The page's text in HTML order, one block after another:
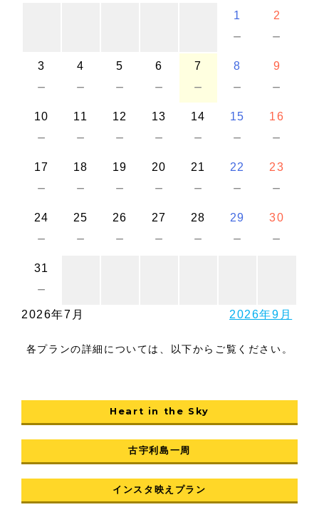
1
－
2
－
3
－
4
－
5
－
6
－
7
－
8
－
9
－
10
－
11
－
12
－
13
－
14
－
15
－
16
－
17
－
18
－
19
－
20
－
21
－
22
－
23
－
24
－
25
－
26
－
27
－
28
－
29
－
30
－
31
－
2026年7月 2026年9月
各プランの詳細については、以下からご覧ください。
Heart in the Sky
古宇利島一周
インスタ映えプラン